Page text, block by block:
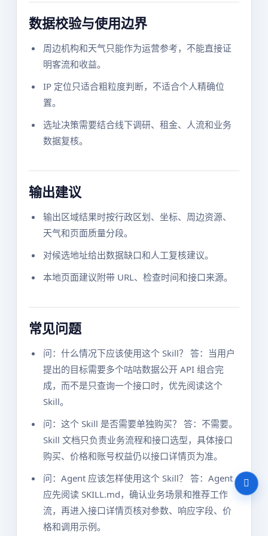
数据校验与使用边界
周边机构和天气只能作为运营参考，不能直接证
明客流和收益。
IP 定位只适合粗粒度判断，不适合个人精确位
置。
选址决策需要结合线下调研、租金、人流和业务
数据复核。
输出建议
输出区域结果时按行政区划、坐标、周边资源、
天气和页面质量分段。
对候选地址给出数据缺口和人工复核建议。
本地页面建议附带 URL、检查时间和接口来源。
常见问题
问：什么情况下应该使用这个 Skill？ 答：当用户
提出的目标需要多个咕咕数据公开 API 组合完
成，而不是只查询一个接口时，优先阅读这个
Skill。
问：这个 Skill 是否需要单独购买？ 答：不需要。
Skill 文档只负责业务流程和接口选型，具体接口
购买、价格和账号权益仍以接口详情页为准。
问：Agent 应该怎样使用这个 Skill？ 答：Agent
应先阅读 SKILL.md，确认业务场景和推荐工作
流，再进入接口详情页核对参数、响应字段、价
格和调用示例。